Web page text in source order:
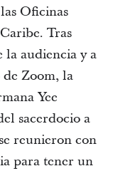
Oficinas
Tras
la audiencia y a
Zoom, la
Yee
sacerdocio a
reunieron con
para tener un